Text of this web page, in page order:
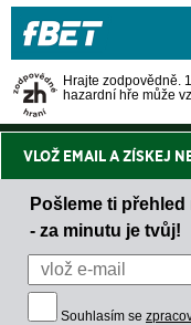
Hrajte zodpovědně.
hazardní hře může
VLOŽ EMAIL A ZÍSKEJ
Pošleme ti
- za minutu je tvůj!
Souhlasím se